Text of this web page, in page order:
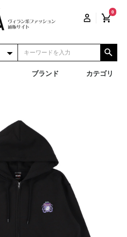
0
ブランド カテゴリ